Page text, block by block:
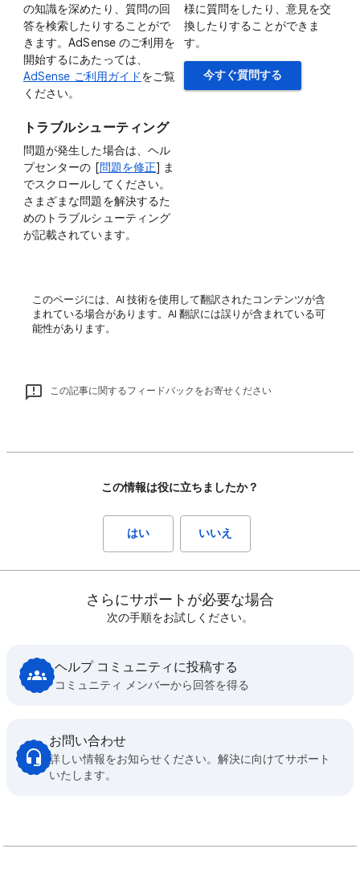
の知識を深めたり、質問の回
答を検索したりすることがで
きます。AdSense のご利用を
開始するにあたっては、
AdSense ご利用ガイドをご覧
ください。
トラブルシューティング
問題が発生した場合は、ヘル
プセンターの [問題を修正] ま
でスクロールしてください。
さまざまな問題を解決するた
めのトラブルシューティング
が記載されています。
様に質問をしたり、意見を交
換したりすることができま
す。
今すぐ質問する
このページには、AI 技術を使用して翻訳されたコンテンツが含
まれている場合があります。AI 翻訳には誤りが含まれている可
能性があります。
この記事に関するフィードバックをお寄せください
この情報は役に立ちましたか？
はい いいえ
さらにサポートが必要な場合
次の手順をお試しください。
ヘルプ コミュニティに投稿する
コミュニティ メンバーから回答を得る
お問い合わせ
詳しい情報をお知らせください。解決に向けてサポート
いたします。